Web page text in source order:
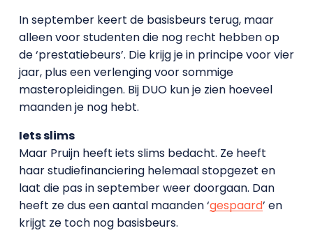
In september keert de basisbeurs terug, maar
alleen voor studenten die nog recht hebben op
de ‘prestatiebeurs’. Die krijg je in principe voor vier
jaar, plus een verlenging voor sommige
masteropleidingen. Bij DUO kun je zien hoeveel
maanden je nog hebt.
Iets slims
Maar Pruijn heeft iets slims bedacht. Ze heeft
haar studiefinanciering helemaal stopgezet en
laat die pas in september weer doorgaan. Dan
heeft ze dus een aantal maanden ‘gespaard’ en
krijgt ze toch nog basisbeurs.